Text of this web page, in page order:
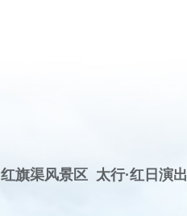
红旗渠风景区 太行·红日演出